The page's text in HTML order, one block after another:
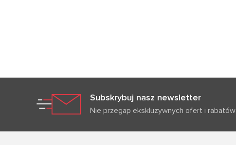
Subskrybuj nasz newsletter
Nie przegap ekskluzywnych ofert i rabatów